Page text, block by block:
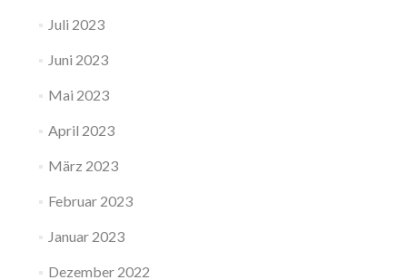
Juli 2023
Juni 2023
Mai 2023
April 2023
März 2023
Februar 2023
Januar 2023
Dezember 2022